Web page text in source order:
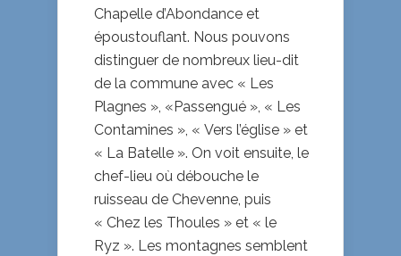
Chapelle d’Abondance et
époustouflant. Nous pouvons
distinguer de nombreux lieu-dit
de la commune avec « Les
Plagnes », «Passengué », « Les
Contamines », « Vers l’église » et
« La Batelle ». On voit ensuite, le
chef-lieu où débouche le
ruisseau de Chevenne, puis
« Chez les Thoules » et « le
Ryz ». Les montagnes semblent